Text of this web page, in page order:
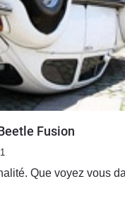
Fusion
1
Que voyez vous